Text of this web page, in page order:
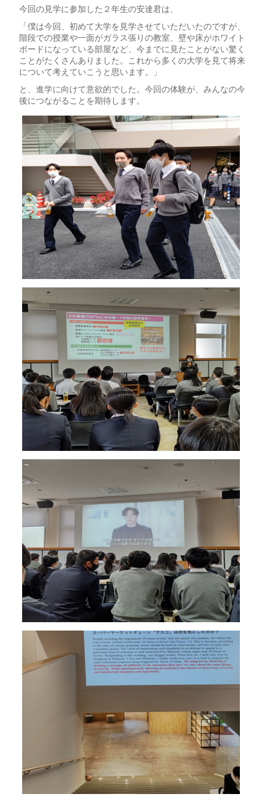
今回の見学に参加した２年生の安達君は、
「僕は今回、初めて大学を見学させていただいたのですが、
階段での授業や一面がガラス張りの教室、壁や床がホワイト
ボードになっている部屋など、今までに見たことがない驚く
ことがたくさんありました。これから多くの大学を見て将来
について考えていこうと思います。」
と、進学に向けて意欲的でした。今回の体験が、みんなの今
後につながることを期待します。